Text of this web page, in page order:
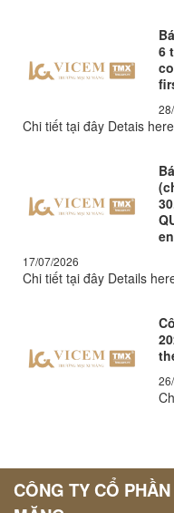
6
Chi tiết tại đây Detais here
17/07/2026
Chi tiết tại đây Details
CÔNG TY CỔ